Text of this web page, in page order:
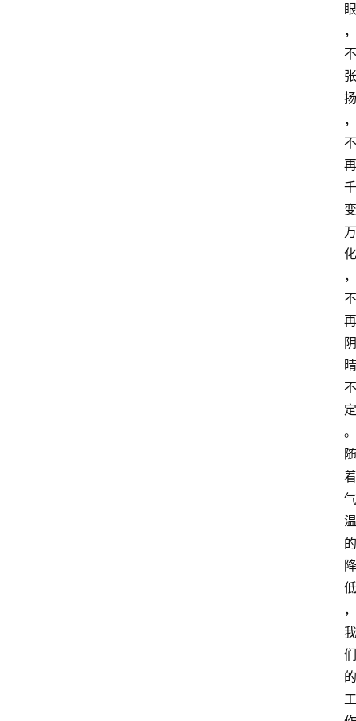
眼
，
不
张
扬
，
不
再
千
变
万
化
，
不
再
阴
晴
不
定
。
随
着
气
温
的
降
低
，
我
们
的
工